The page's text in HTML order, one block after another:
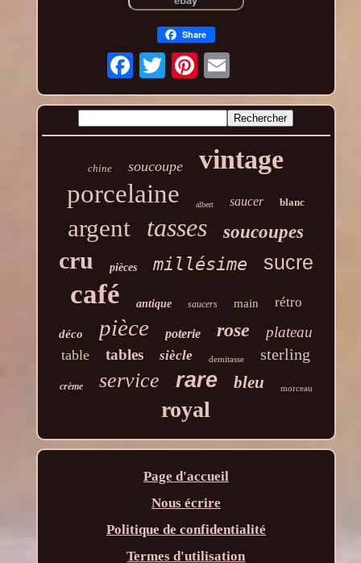
Share
chine soucoupe vintage
porcelaine albert saucer blanc
argent tasses soucoupes
cru pièces millésime sucre
café antique saucers main rétro
déco pièce poterie rose plateau
table tables siècle demitasse sterling
crème service rare bleu morceau
royal
Page d'accueil
Nous écrire
Politique de confidentialité
Termes d'utilisation